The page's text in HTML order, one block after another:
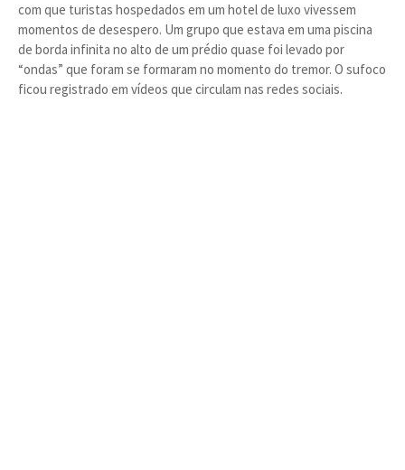
com que turistas hospedados em um hotel de luxo vivessem
momentos de desespero. Um grupo que estava em uma piscina
de borda infinita no alto de um prédio quase foi levado por
“ondas” que foram se formaram no momento do tremor. O sufoco
ficou registrado em vídeos que circulam nas redes sociais.